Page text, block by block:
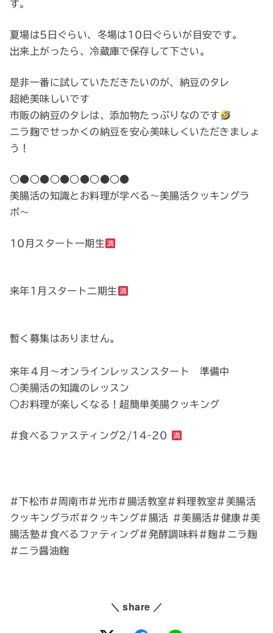
す。
夏場は5日ぐらい、冬場は10日ぐらいが目安です。
出来上がったら、冷蔵庫で保存して下さい。
是非一番に試していただきたいのが、納豆のタレ
超絶美味しいです
市販の納豆のタレは、添加物たっぷりなのです
ニラ麹でせっかくの納豆を安心美味しくいただきましょ
う！
○●○●○●○●○●○●
美腸活の知識とお料理が学べる〜美腸活クッキングラ
ボ〜
10月スタート一期生
来年1月スタート二期生
暫く募集はありません。
来年４月〜オンラインレッスンスタート 準備中
○美腸活の知識のレッスン
○お料理が楽しくなる！超簡単美腸クッキング
#食べるファスティング2/14-20
#下松市#周南市#光市#腸活教室#料理教室#美腸活
クッキングラボ#クッキング#腸活 #美腸活#健康#美
腸活塾#食べるファティング#発酵調味料#麹#ニラ麹
#ニラ醤油麹
＼ share ／